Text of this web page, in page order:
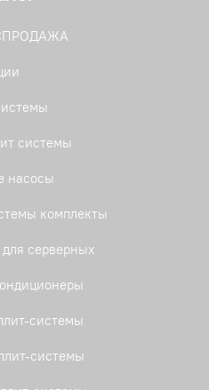
системы
насосы
комплекты
серверных
системы
системы